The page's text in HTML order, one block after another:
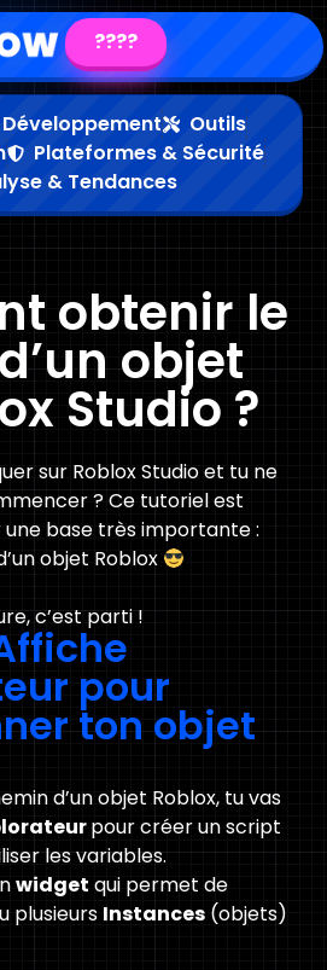
????
Développement
Outils
Plateformes & Sécurité
& Tendances
obtenir le
objet
Studio ?
sur Roblox Studio et tu ne
? Ce tutoriel est
base très importante :
objet Roblox
c’est parti !
pour
ton objet
d’un objet Roblox, tu vas
pour créer un script
les variables.
widget qui permet de
plusieurs Instances (objets)